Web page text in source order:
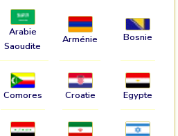
Arabie
Saoudite
Arménie Bosnie
Comores Croatie Egypte